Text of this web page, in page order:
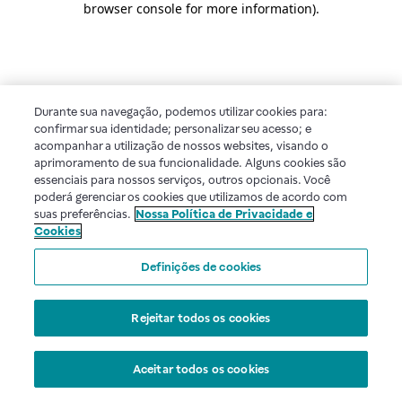
browser console for more information).
Durante sua navegação, podemos utilizar cookies para:
confirmar sua identidade; personalizar seu acesso; e
acompanhar a utilização de nossos websites, visando o
aprimoramento de sua funcionalidade. Alguns cookies são
essenciais para nossos serviços, outros opcionais. Você
poderá gerenciar os cookies que utilizamos de acordo com
suas preferências. Nossa Política de Privacidade e
Cookies
Definições de cookies
Rejeitar todos os cookies
Aceitar todos os cookies